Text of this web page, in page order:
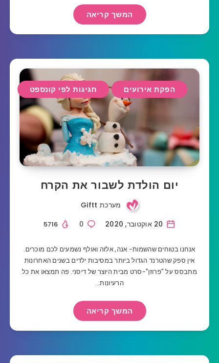
המשך קריאה
הפקת אירועים חגיגות לפי קונספט
יום הולדת לשבור את הקרח
מערכת Giftt
0
אנחנו בטוחים שהשמות- אנה, אלזה ואולף נשמעים לכם מוכרים.
אין ספק שהטרנד הגדול ביותר במסיבות ילדים בשנים האחרונות
מתבסס על "פרוזן"-סרט מבית היוצר של דיסני. פה תמצאו את כל
הרעיונות…
המשך קריאה